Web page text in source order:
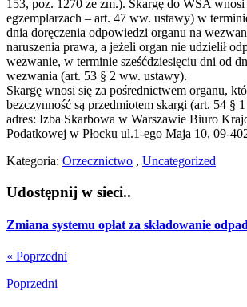
153, poz. 1270 ze zm.). Skargę do WSA
egzemplarzach – art. 47 ww. ustawy) w
dnia doręczenia odpowiedzi organu na
naruszenia prawa, a jeżeli organ nie udzielił
wezwanie, w terminie sześćdziesięciu dni od
wezwania (art. 53 § 2 ww. ustawy).
Skargę wnosi się za pośrednictwem organu,
bezczynność są przedmiotem skargi (art. 54 §
adres: Izba Skarbowa w Warszawie Biuro
Podatkowej w Płocku ul.1-ego Maja 10, 09-
Kategoria: Orzecznictwo , Uncategorized
Udostępnij w sieci..
Zmiana systemu opłat za składowanie
« Poprzedni
Poprzedni